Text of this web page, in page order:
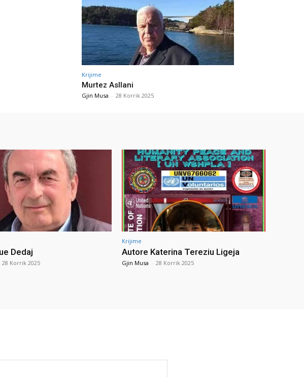
Krijime
Murtez Asllani
Gjin Musa - 28 Korrik 2025
Dedaj
28 Korrik 2025
Krijime
Autore Katerina Tereziu Ligeja
Gjin Musa - 28 Korrik 2025